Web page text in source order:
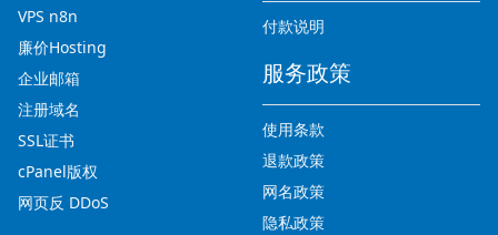
VPS n8n
廉价Hosting
企业邮箱
注册域名
SSL证书
cPanel版权
网页反 DDoS
付款说明
服务政策
使用条款
退款政策
网名政策
隐私政策